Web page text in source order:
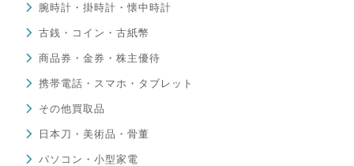
腕時計・掛時計・懐中時計
古銭・コイン・古紙幣
商品券・金券・株主優待
携帯電話・スマホ・タブレット
その他買取品
日本刀・美術品・骨董
パソコン・小型家電